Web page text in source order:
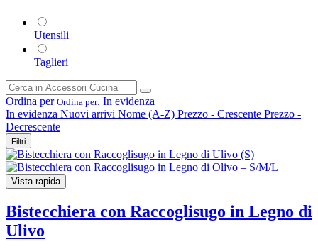
Utensili
Taglieri
Ordina per Ordina per: In evidenza
In evidenza Nuovi arrivi Nome (A-Z) Prezzo - Crescente Prezzo -
Decrescente
Filtri
Vista rapida
Bistecchiera con Raccoglisugo in Legno di
Ulivo